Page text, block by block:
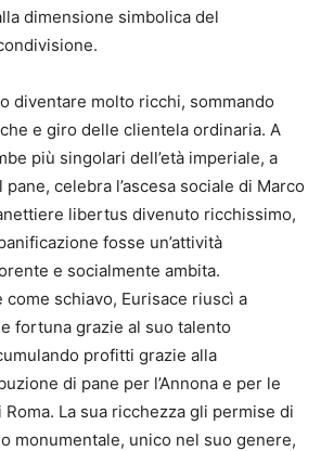
dimensione simbolica del
diventare molto ricchi, sommando
e giro delle clientela ordinaria. A
più singolari dell’età imperiale, a
celebra l’ascesa sociale di Marco
libertus divenuto ricchissimo,
fosse un’attività
e socialmente ambita.
come schiavo, Eurisace riuscì a
fortuna grazie al suo talento
profitti grazie alla
di pane per l’Annona e per le
La sua ricchezza gli permise di
monumentale, unico nel suo genere,